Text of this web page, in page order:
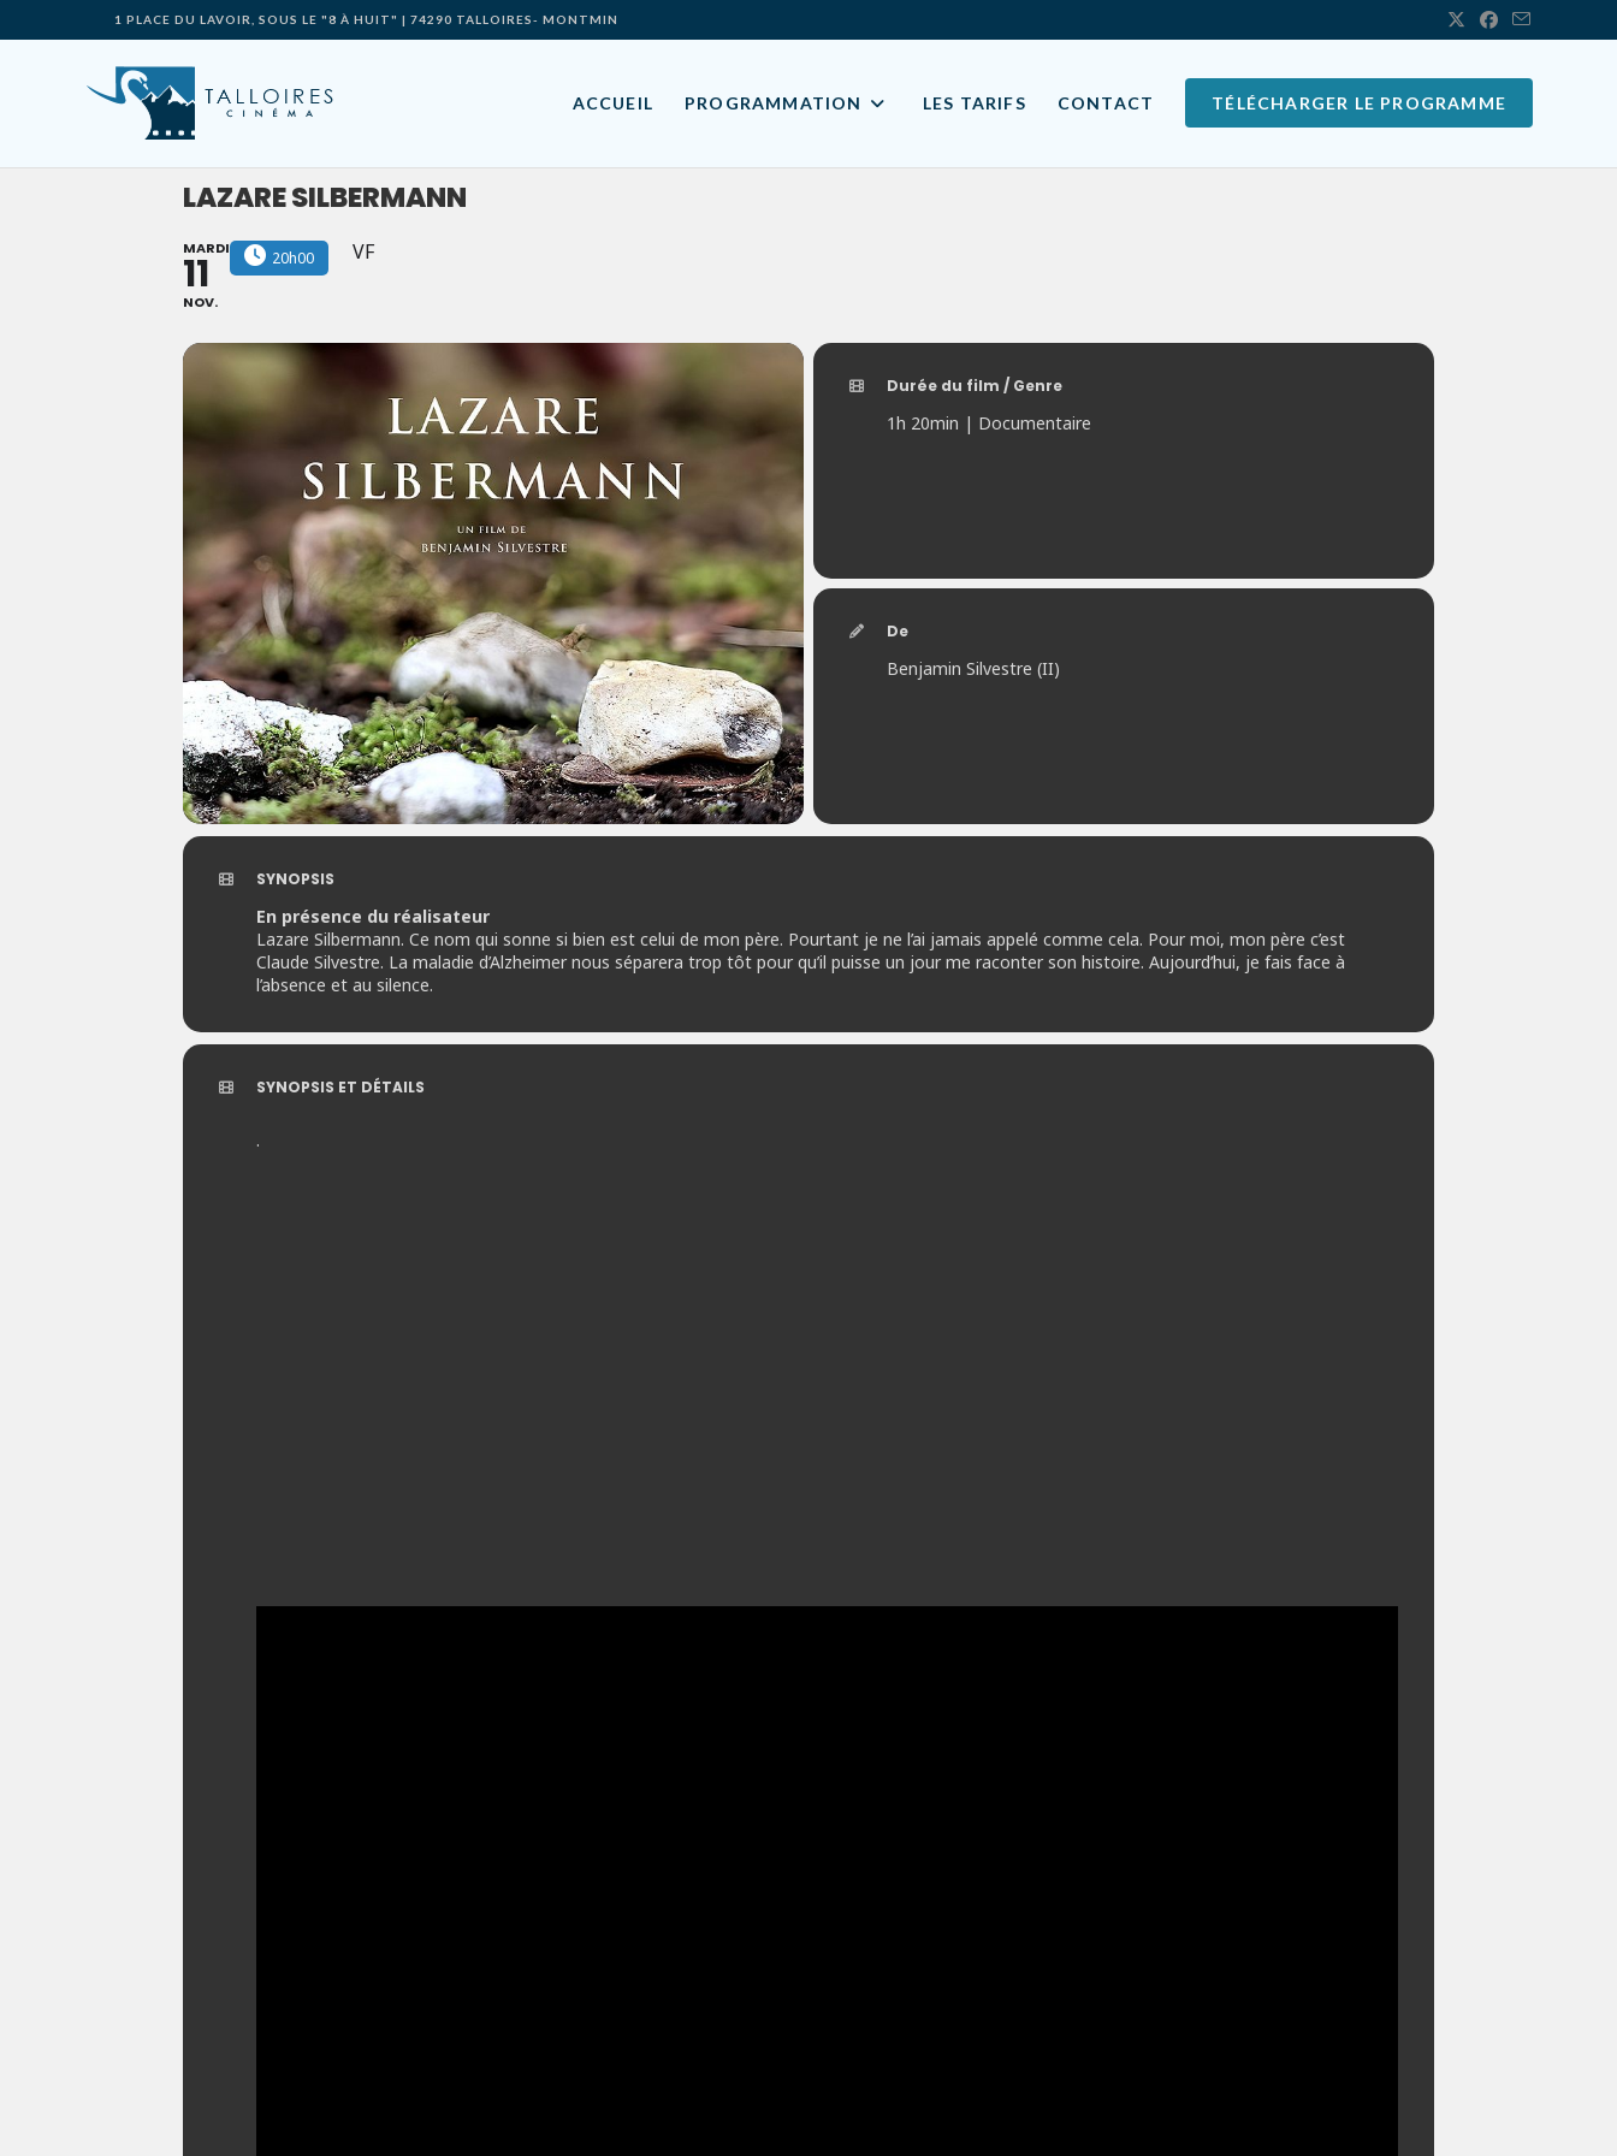
to
1 PLACE DU LAVOIR, SOUS LE "8 À HUIT" | 74290 TALLOIRES- MONTMIN
ACCUEIL PROGRAMMATION LES TARIFS CONTACT TÉLÉCHARGER LE PROGRAMME
LAZARE SILBERMANN
MARDI
11
NOV.
20h00 VF
Durée du film / Genre
1h 20min | Documentaire
De
Benjamin Silvestre (II)
SYNOPSIS
En présence du réalisateur
Lazare Silbermann. Ce nom qui sonne si bien est celui de mon père. Pourtant je ne l’ai jamais appelé comme cela. Pour moi, mon père c’est
Claude Silvestre. La maladie d’Alzheimer nous séparera trop tôt pour qu’il puisse un jour me raconter son histoire. Aujourd’hui, je fais face à
l’absence et au silence.
SYNOPSIS ET DÉTAILS
.